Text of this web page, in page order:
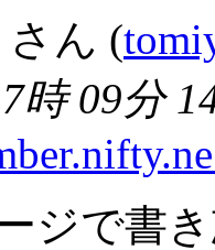
さん (
時 09分
ジで書